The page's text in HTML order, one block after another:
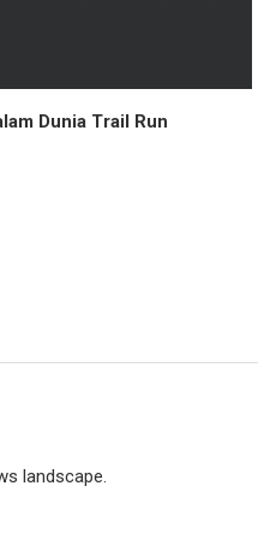
Dunia Trail Run
landscape.